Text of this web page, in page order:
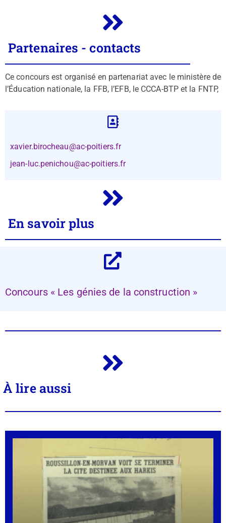
Partenaires - contacts
Ce concours est organisé en partenariat avec le ministère de
l’Éducation nationale, la FFB, l’EFB, le CCCA-BTP et la FNTP,
xavier.birocheau@ac-poitiers.fr
jean-luc.penichou@ac-poitiers.fr
En savoir plus
Concours « Les génies de la construction »
À lire aussi